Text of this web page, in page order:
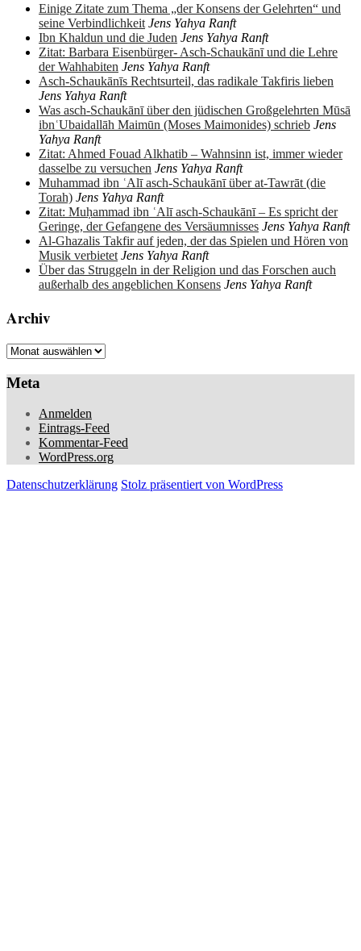
Einige Zitate zum Thema „der Konsens der Gelehrten“ und
seine Verbindlichkeit Jens Yahya Ranft
Ibn Khaldun und die Juden Jens Yahya Ranft
Zitat: Barbara Eisenbürger- Asch-Schaukānī und die Lehre
der Wahhabiten Jens Yahya Ranft
Asch-Schaukānīs Rechtsurteil, das radikale Takfiris lieben
Jens Yahya Ranft
Was asch-Schaukānī über den jüdischen Großgelehrten Mūsā
ibnʿUbaidallāh Maimūn (Moses Maimonides) schrieb Jens
Yahya Ranft
Zitat: Ahmed Fouad Alkhatib – Wahnsinn ist, immer wieder
dasselbe zu versuchen Jens Yahya Ranft
Muhammad ibn ʿAlī asch-Schaukānī über at-Tawrāt (die
Torah) Jens Yahya Ranft
Zitat: Muḥammad ibn ʿAlī asch-Schaukānī – Es spricht der
Geringe, der Gefangene des Versäumnisses Jens Yahya Ranft
Al-Ghazalis Takfir auf jeden, der das Spielen und Hören von
Musik verbietet Jens Yahya Ranft
Über das Struggeln in der Religion und das Forschen auch
außerhalb des angeblichen Konsens Jens Yahya Ranft
Archiv
Archiv
Meta
Anmelden
Eintrags-Feed
Kommentar-Feed
WordPress.org
Datenschutzerklärung Stolz präsentiert von WordPress